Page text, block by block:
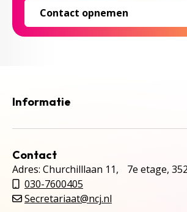
Contact opnemen
Informatie
Contact
Adres: Churchilllaan 11, 7e etage,
030-7600405
Secretariaat@ncj.nl